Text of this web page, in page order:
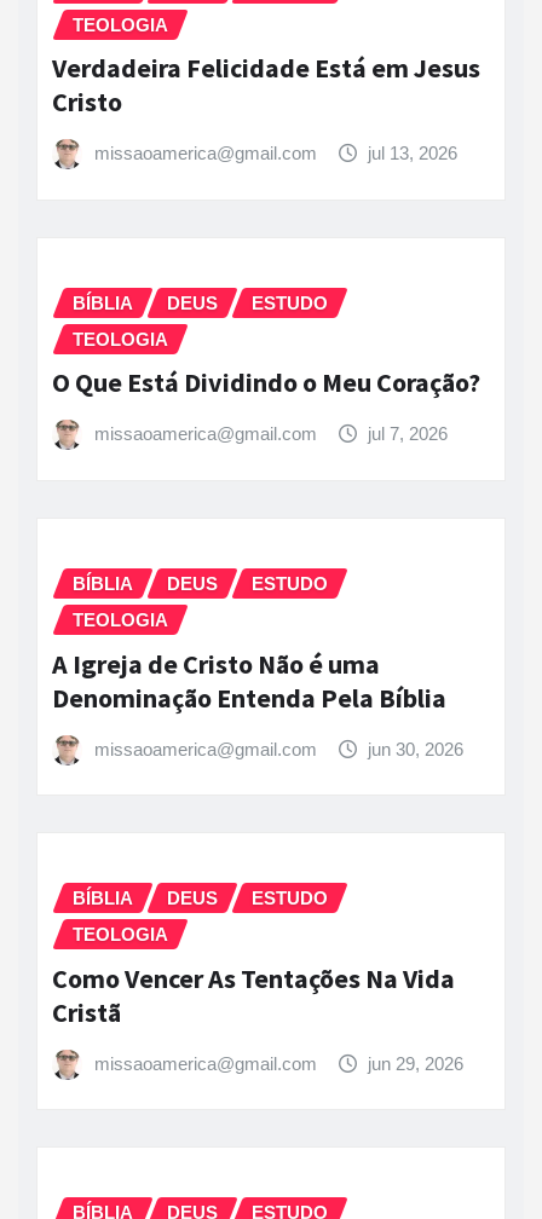
TEOLOGIA
Verdadeira Felicidade Está em Jesus
Cristo
missaoamerica@gmail.com jul 13, 2026
BÍBLIA DEUS
ESTUDO
TEOLOGIA
O Que Está Dividindo o Meu Coração?
missaoamerica@gmail.com jul 7, 2026
BÍBLIA DEUS
ESTUDO
TEOLOGIA
A Igreja de Cristo Não é uma
Denominação Entenda Pela Bíblia
missaoamerica@gmail.com jun 30, 2026
BÍBLIA DEUS
ESTUDO
TEOLOGIA
Como Vencer As Tentações Na Vida
Cristã
missaoamerica@gmail.com jun 29, 2026
BÍBLIA DEUS
ESTUDO